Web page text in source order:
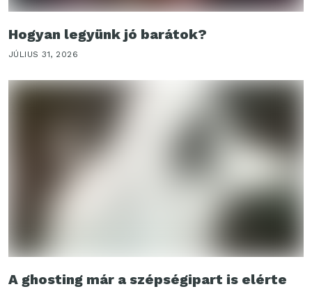
Hogyan legyünk jó barátok?
JÚLIUS 31, 2026
A ghosting már a szépségipart is elérte